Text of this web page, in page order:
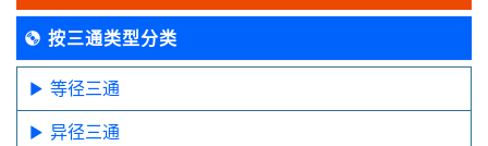
按三通类型分类
等径三通
异径三通